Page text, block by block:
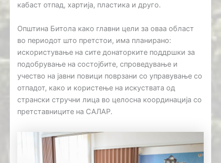
кабаст отпад, хартија, пластика и друго.
Општина Битола како главни цели за оваа област
во периодот што претстои, има планирано:
искористување на сите донаторките поддршки за
подобрување на состојбите, спроведување и
учество на јавни повици поврзани со управување со
отпадот, како и користење на искуствата од
странски стручни лица во целосна координација со
претставниците на САЛАР.